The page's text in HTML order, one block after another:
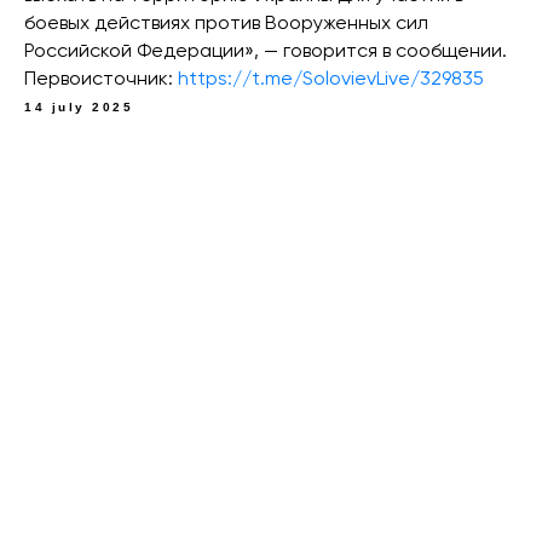
боевых действиях против Вооруженных сил
Российской Федерации», — говорится в сообщении.
Первоисточник: https://t.me/SolovievLive/329835
14 july 2025